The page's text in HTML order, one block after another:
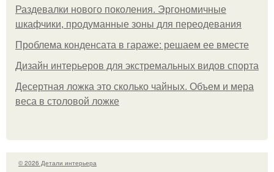
Раздевалки нового поколения. Эргономичные
шкафчики, продуманные зоны для переодевания
Проблема конденсата в гараже: решаем ее вместе
Дизайн интерьеров для экстремальных видов спорта
Десертная ложка это сколько чайных. Объем и мера
веса в столовой ложке
© 2026 Детали интерьера